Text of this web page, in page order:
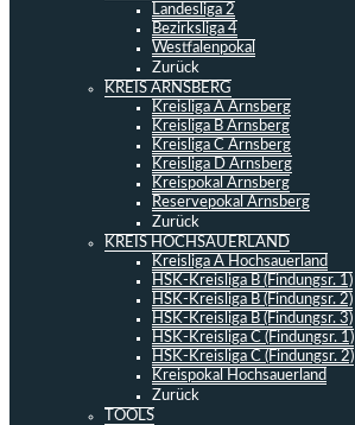
Landesliga 2
Bezirksliga 4
Westfalenpokal
Zurück
KREIS ARNSBERG
Kreisliga A Arnsberg
Kreisliga B Arnsberg
Kreisliga C Arnsberg
Kreisliga D Arnsberg
Kreispokal Arnsberg
Reservepokal Arnsberg
Zurück
KREIS HOCHSAUERLAND
Kreisliga A Hochsauerland
HSK-Kreisliga B (Findungsr. 1)
HSK-Kreisliga B (Findungsr. 2)
HSK-Kreisliga B (Findungsr. 3)
HSK-Kreisliga C (Findungsr. 1)
HSK-Kreisliga C (Findungsr. 2)
Kreispokal Hochsauerland
Zurück
TOOLS